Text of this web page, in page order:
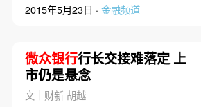
2015年5月23日 · 金融频道
微众银行行长交接难落定 上
市仍是悬念
文｜财新 胡越